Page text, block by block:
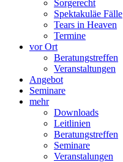
Sorgerecht
Spektakuläe Fälle
Tears in Heaven
Termine
vor Ort
Beratungstreffen
Veranstaltungen
Angebot
Seminare
mehr
Downloads
Leitlinien
Beratungstreffen
Seminare
Veranstalungen